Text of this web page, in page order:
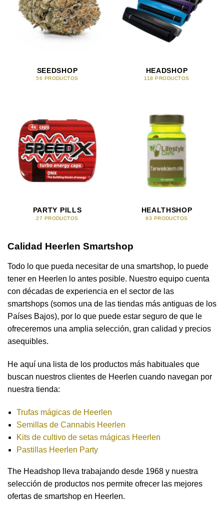
SEEDSHOP
56 PRODUCTOS
HEADSHOP
118 PRODUCTOS
PARTY PILLS
27 PRODUCTOS
HEALTHSHOP
93 PRODUCTOS
Calidad Heerlen Smartshop
Todo lo que pueda necesitar de una smartshop, lo puede
tener en Heerlen lo antes posible. Nuestro equipo cuenta
con décadas de experiencia en el sector de las
smartshops (somos una de las tiendas más antiguas de los
Países Bajos), por lo que puede estar seguro de que le
ofreceremos una amplia selección, gran calidad y precios
asequibles.
He aquí una lista de los productos más habituales que
buscan nuestros clientes de Heerlen cuando navegan por
nuestra tienda:
Trufas mágicas de Heerlen
Semillas de Cannabis Heerlen
Kits de cultivo de setas mágicas Heerlen
Pastillas Heerlen Party
The Headshop lleva trabajando desde 1968 y nuestra
selección de productos nos permite ofrecer las mejores
ofertas de smartshop en Heerlen.